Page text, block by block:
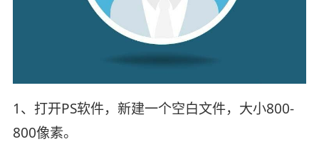
1、打开PS软件，新建一个空白文件，大小800-
800像素。